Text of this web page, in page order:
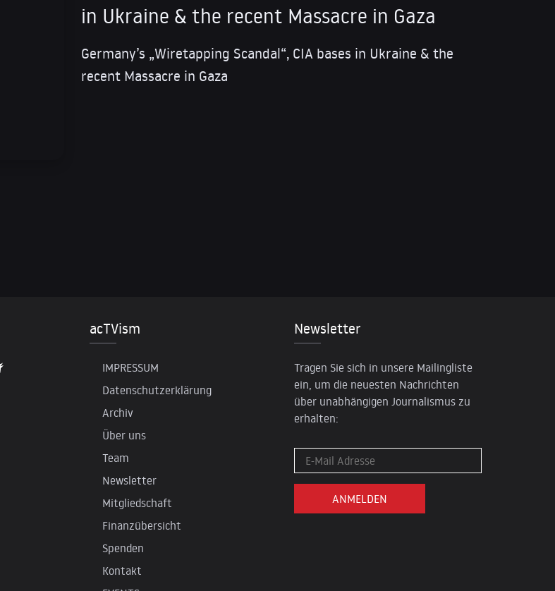
in Ukraine & the recent Massacre in Gaza
Germany’s „Wiretapping Scandal“, CIA bases in Ukraine & the
recent Massacre in Gaza
acTVism
IMPRESSUM
Datenschutzerklärung
Archiv
Über uns
Team
Newsletter
Mitgliedschaft
Finanzübersicht
Spenden
Kontakt
Newsletter
Tragen Sie sich in unsere Mailingliste
ein, um die neuesten Nachrichten
über unabhängigen Journalismus zu
erhalten: